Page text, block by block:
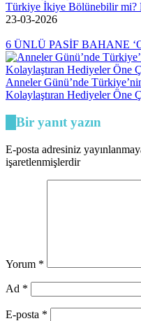
Türkiye İkiye Bölünebilir mi?
23-03-2026
6 ÜNLÜ PASİF BAHANE
Anneler Günü’nde
Kolaylaştıran Hediyeler Öne
Bir yanıt yazın
E-posta adresiniz
işaretlenmişlerdir
Yorum *
Ad *
E-posta *